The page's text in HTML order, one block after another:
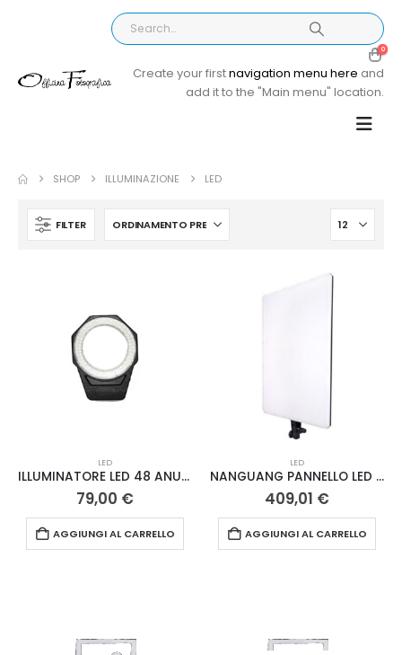
0
Create your firstnavigation menu here and
add it to the "Main menu" location.
SHOP ILLUMINAZIONE LED
FILTER
LED
ILLUMINATORE LED 48 ANULARE – LS
79,00 €
AGGIUNGI AL CARRELLO
LED
NANGUANG PANNELLO LED COMBO 200 – CRI 95
409,01 €
AGGIUNGI AL CARRELLO